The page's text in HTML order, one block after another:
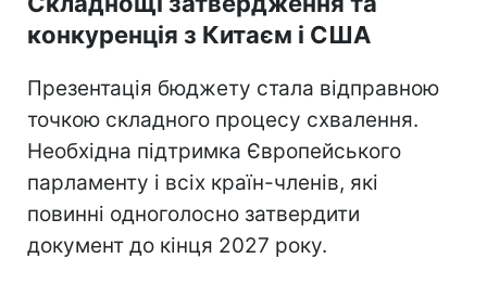
конкуренція з Китаєм і США
Презентація бюджету стала відправною
точкою складного процесу схвалення.
Необхідна підтримка Європейського
парламенту і всіх країн-членів, які
повинні одноголосно затвердити
документ до кінця 2027 року.